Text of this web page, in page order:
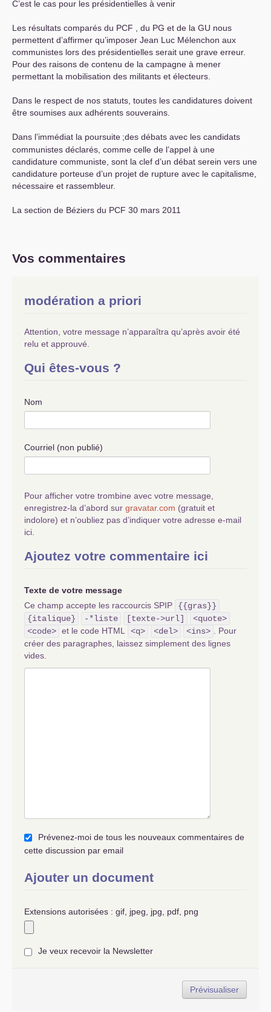
C’est le cas pour les présidentielles à venir
Les résultats comparés du PCF , du PG et de la GU nous
permettent d’affirmer qu’imposer Jean Luc Mélenchon aux
communistes lors des présidentielles serait une grave erreur.
Pour des raisons de contenu de la campagne à mener
permettant la mobilisation des militants et électeurs.
Dans le respect de nos statuts, toutes les candidatures doivent
être soumises aux adhérents souverains.
Dans l’immédiat la poursuite ;des débats avec les candidats
communistes déclarés, comme celle de l’appel à une
candidature communiste, sont la clef d’un débat serein vers une
candidature porteuse d’un projet de rupture avec le capitalisme,
nécessaire et rassembleur.
La section de Béziers du PCF 30 mars 2011
Vos commentaires
modération a priori
Attention, votre message n’apparaîtra qu’après avoir été
relu et approuvé.
Qui êtes-vous ?
Nom
Courriel (non publié)
Pour afficher votre trombine avec votre message,
enregistrez-la d’abord sur gravatar.com (gratuit et
indolore) et n’oubliez pas d’indiquer votre adresse e-mail
ici.
Ajoutez votre commentaire ici
Texte de votre message
Ce champ accepte les raccourcis SPIP
{{gras}}
{italique}
-*liste [texte->url]
<quote>
<code> et le code HTML <q> <del> <ins>
. Pour
créer des paragraphes, laissez simplement des lignes
vides.
Prévenez-moi de tous les nouveaux commentaires de
cette discussion par email
Ajouter un document
Extensions autorisées : gif, jpeg, jpg, pdf, png
Je veux recevoir la Newsletter